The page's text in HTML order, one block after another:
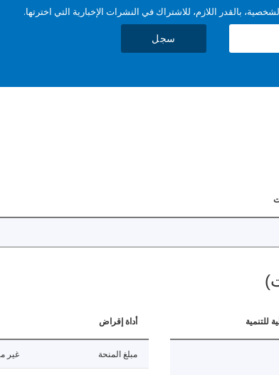
بالقدر اللازم، للاشتراك في النشرات الإخبارية التي اخترتها.
سجل
للتنمية أداة إقراض
مبلغ المنحة غير